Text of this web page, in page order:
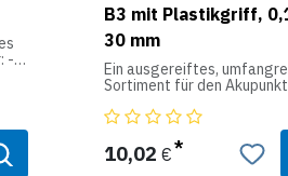
-
B3 mit Plastikgriff,
30 mm
Ein ausgereiftes,
Sortiment für den
Führungsröhrchen -
10,02 €